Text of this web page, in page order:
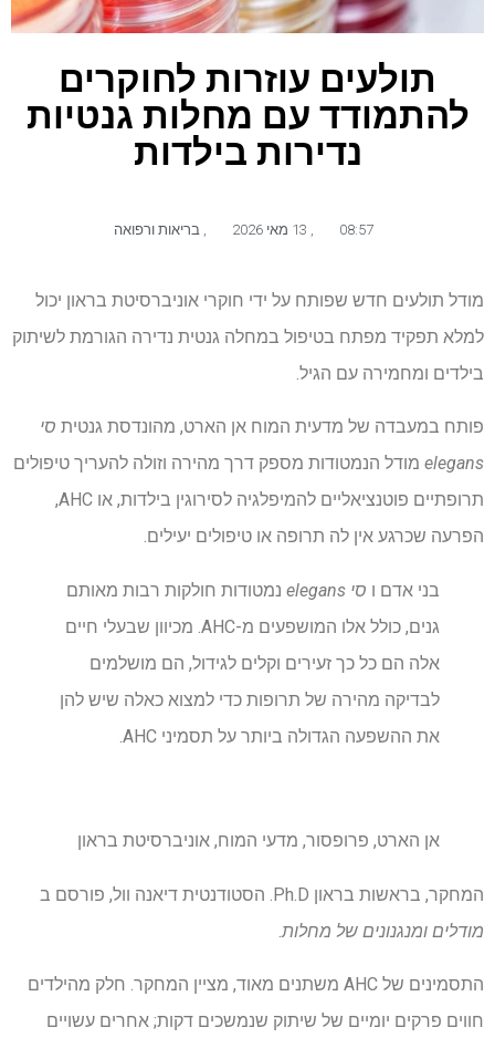
תולעים עוזרות לחוקרים
להתמודד עם מחלות גנטיות
נדירות בילדות
08:57 בריאות ורפואה
מודל תולעים חדש שפותח על ידי חוקרי אוניברסיטת בראון יכול
למלא תפקיד מפתח בטיפול במחלה גנטית נדירה הגורמת לשיתוק
בילדים ומחמירה עם הגיל.
פותח במעבדה של מדעית המוח אן הארט, מהונדסת גנטית סי
elegans מודל הנמטודות מספק דרך מהירה וזולה להעריך טיפולים
תרופתיים פוטנציאליים להמיפלגיה לסירוגין בילדות, או AHC,
הפרעה שכרגע אין לה תרופה או טיפולים יעילים.
בני אדם ו סי elegans
נמטודות חולקות רבות מאותם
גנים, כולל אלו המושפעים מ-AHC. מכיוון שבעלי חיים
אלה הם כל כך זעירים וקלים לגידול, הם מושלמים
לבדיקה מהירה של תרופות כדי למצוא כאלה שיש להן
את ההשפעה הגדולה ביותר על תסמיני AHC.
אן הארט, פרופסור, מדעי המוח, אוניברסיטת בראון
המחקר, בראשות בראון Ph.D. הסטודנטית דיאנה וול, פורסם ב
מודלים ומנגנונים של מחלות.
התסמינים של AHC משתנים מאוד, מציין המחקר. חלק מהילדים
חווים פרקים יומיים של שיתוק שנמשכים דקות; אחרים עשויים